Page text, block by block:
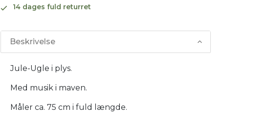
14 dages fuld returret
Beskrivelse
Jule-Ugle i plys.
Med musik i maven.
Måler ca. 75 cm i fuld længde.